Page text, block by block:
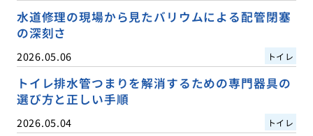
水道修理の現場から見たバリウムによる配管閉塞
の深刻さ
2026.05.06 トイレ
トイレ排水管つまりを解消するための専門器具の
選び方と正しい手順
2026.05.04 トイレ